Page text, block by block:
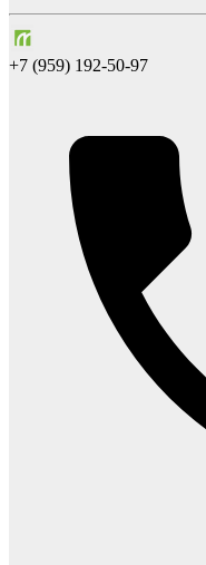
+7 (959) 192-50-97